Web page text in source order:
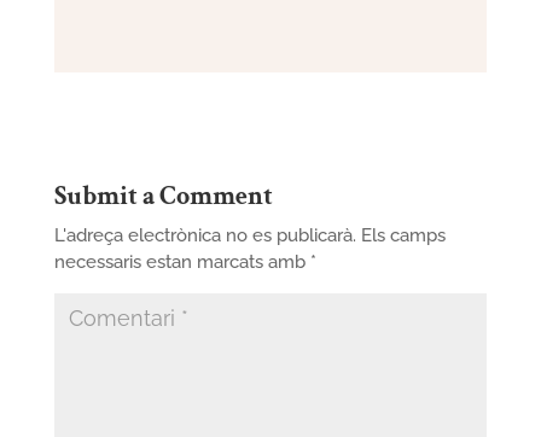
Submit a Comment
L'adreça electrònica no es publicarà. Els camps
necessaris estan marcats amb *